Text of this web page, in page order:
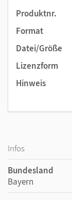
Produktnr.
Format
Datei/Größe
Lizenzform
Hinweis
Infos
Bundesland
Bayern